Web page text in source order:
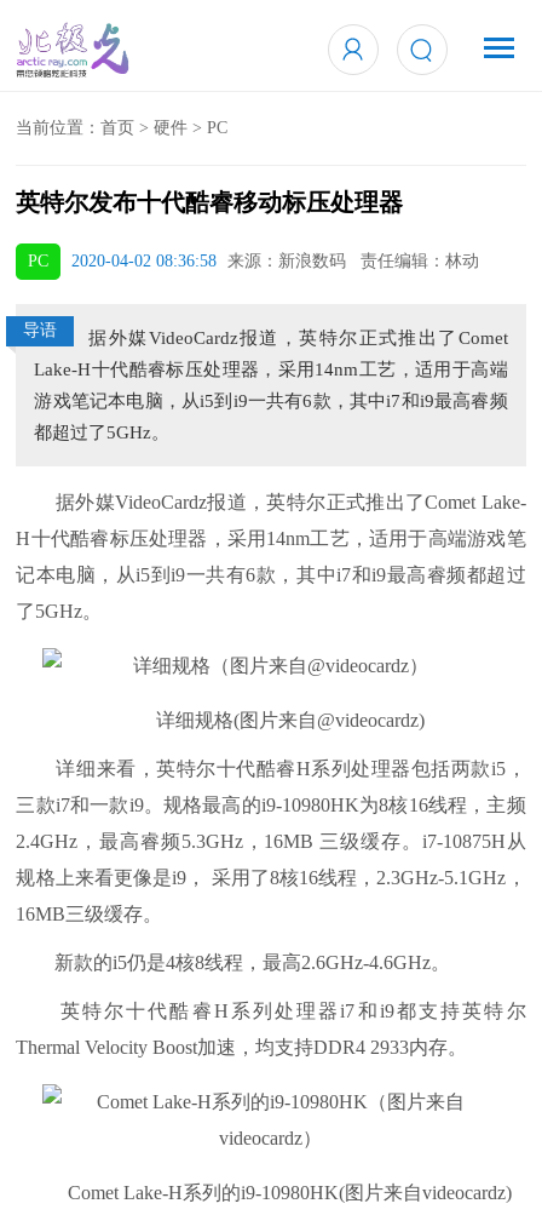
当前位置：首页 >硬件 >PC
英特尔发布十代酷睿移动标压处理器
PC 2020-04-02 08:36:58 来源：新浪数码 责任编辑：林动
导语
据外媒VideoCardz报道，英特尔正式推出了Comet
Lake-H十代酷睿标压处理器，采用14nm工艺，适用于高端
游戏笔记本电脑，从i5到i9一共有6款，其中i7和i9最高睿频
都超过了5GHz。
据外媒VideoCardz报道，英特尔正式推出了Comet Lake-
H十代酷睿标压处理器，采用14nm工艺，适用于高端游戏笔
记本电脑，从i5到i9一共有6款，其中i7和i9最高睿频都超过
了5GHz。
详细规格(图片来自@videocardz)
详细来看，英特尔十代酷睿H系列处理器包括两款i5，
三款i7和一款i9。规格最高的i9-10980HK为8核16线程，主频
2.4GHz，最高睿频5.3GHz，16MB 三级缓存。i7-10875H从
规格上来看更像是i9， 采用了8核16线程，2.3GHz-5.1GHz，
16MB三级缓存。
新款的i5仍是4核8线程，最高2.6GHz-4.6GHz。
英特尔十代酷睿H系列处理器i7和i9都支持英特尔
Thermal Velocity Boost加速，均支持DDR4 2933内存。
Comet Lake-H系列的i9-10980HK(图片来自videocardz)